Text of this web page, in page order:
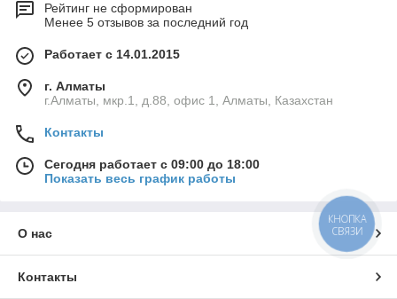
Рейтинг не сформирован
Менее 5 отзывов за последний год
Работает с 14.01.2015
г. Алматы
г.Алматы, мкр.1, д.88, офис 1, Алматы, Казахстан
Контакты
Сегодня работает с 09:00 до 18:00
Показать весь график работы
О нас
Контакты
КНОПКА
СВЯЗИ